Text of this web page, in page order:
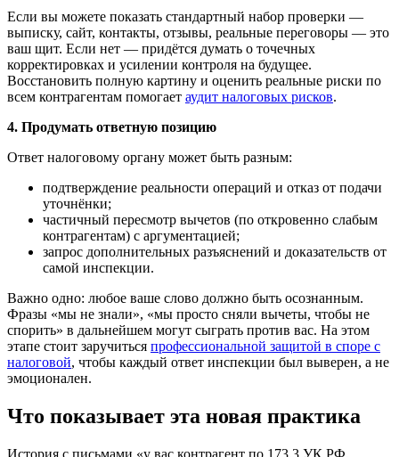
Если вы можете показать стандартный набор проверки —
выписку, сайт, контакты, отзывы, реальные переговоры — это
ваш щит. Если нет — придётся думать о точечных
корректировках и усилении контроля на будущее.
Восстановить полную картину и оценить реальные риски по
всем контрагентам помогает аудит налоговых рисков.
4. Продумать ответную позицию
Ответ налоговому органу может быть разным:
подтверждение реальности операций и отказ от подачи
уточнёнки;
частичный пересмотр вычетов (по откровенно слабым
контрагентам) с аргументацией;
запрос дополнительных разъяснений и доказательств от
самой инспекции.
Важно одно: любое ваше слово должно быть осознанным.
Фразы «мы не знали», «мы просто сняли вычеты, чтобы не
спорить» в дальнейшем могут сыграть против вас. На этом
этапе стоит заручиться профессиональной защитой в споре с
налоговой, чтобы каждый ответ инспекции был выверен, а не
эмоционален.
Что показывает эта новая практика
История с письмами «у вас контрагент по 173.3 УК РФ,